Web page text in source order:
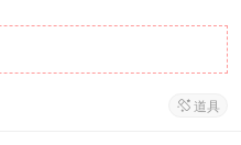
 道具